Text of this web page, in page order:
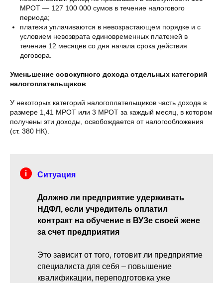
МРОТ — 127 100 000 сумов в течение налогового
периода;
платежи уплачиваются в невозрастающем порядке и с
условием невозврата единовременных платежей в
течение 12 месяцев со дня начала срока действия
договора.
Уменьшение совокупного дохода отдельных категорий
налогоплательщиков
У некоторых категорий налогоплательщиков часть дохода в
размере 1,41 МРОТ или 3 МРОТ за каждый месяц, в котором
получены эти доходы, освобождается от налогообложения
(ст. 380 НК).
Ситуация
Должно ли предприятие удерживать
НДФЛ, если учредитель оплатил
контракт на обучение в ВУЗе своей жене
за счет предприятия
Это зависит от того, готовит ли предприятие
специалиста для себя – повышение
квалификации, переподготовка уже